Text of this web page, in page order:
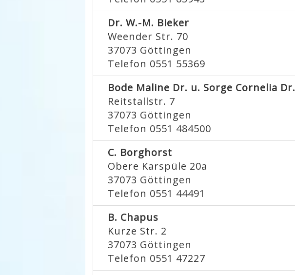
Dr. W.-M. Bieker
Weender Str. 70
37073 Göttingen
Telefon 0551 55369
Bode Maline Dr. u. Sorge Cornelia Dr.
Reitstallstr. 7
37073 Göttingen
Telefon 0551 484500
C. Borghorst
Obere Karspüle 20a
37073 Göttingen
Telefon 0551 44491
B. Chapus
Kurze Str. 2
37073 Göttingen
Telefon 0551 47227